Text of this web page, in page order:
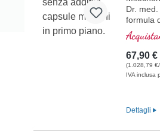
Dr.
formula
forma di
67,90 €
(1.028,79
IVA inclusa
Dettagli